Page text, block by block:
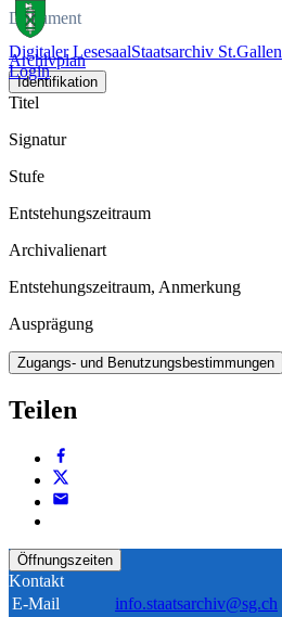
Digitaler LesesaalStaatsarchiv St.Gallen
Login
Dokument
Archivplan
Identifikation
Titel
Signatur
Stufe
Entstehungszeitraum
Archivalienart
Entstehungszeitraum, Anmerkung
Ausprägung
Zugangs- und Benutzungsbestimmungen
Teilen
Öffnungszeiten
Kontakt
E-Mail
info.staatsarchiv@sg.ch